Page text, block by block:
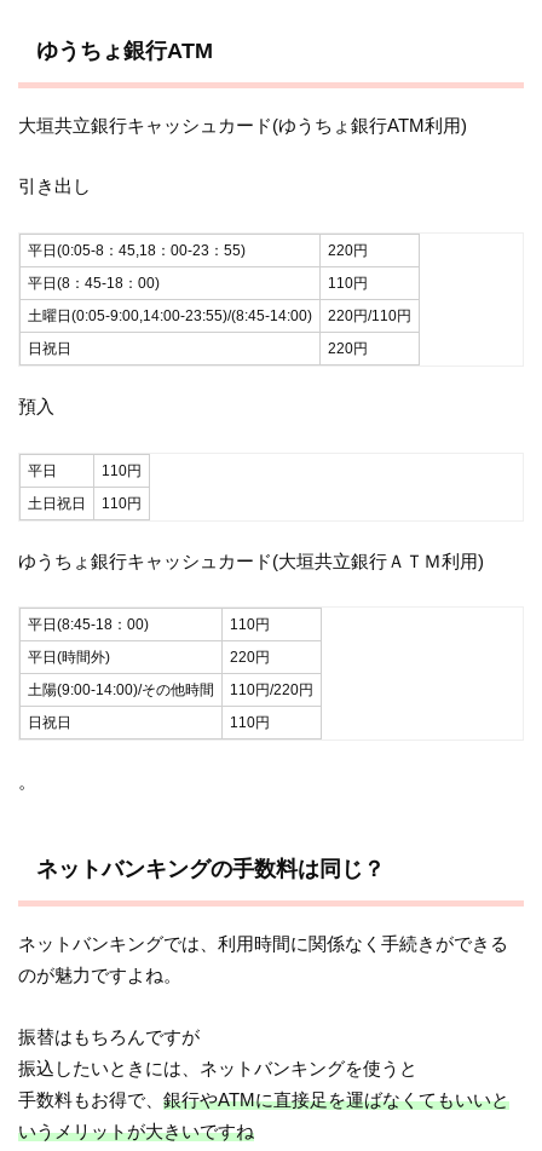
ゆうちょ銀行ATM
大垣共立銀行キャッシュカード(ゆうちょ銀行ATM利用)
引き出し
平日(0:05-8：45,18：00-23：55)
220円
平日(8：45-18：00)
110円
土曜日(0:05-9:00,14:00-23:55)/(8:45-14:00)
220円/110円
日祝日
220円
預入
平日
110円
土日祝日
110円
ゆうちょ銀行キャッシュカード(大垣共立銀行ＡＴＭ利用)
平日(8:45-18：00)
110円
平日(時間外)
220円
土陽(9:00-14:00)/その他時間
110円/220円
日祝日
110円
。
ネットバンキングの手数料は同じ？
ネットバンキングでは、利用時間に関係なく手続きができる
のが魅力ですよね。
振替はもちろんですが
振込したいときには、ネットバンキングを使うと
手数料もお得で、銀行やATMに直接足を運ばなくてもいいと
いうメリットが大きいですね